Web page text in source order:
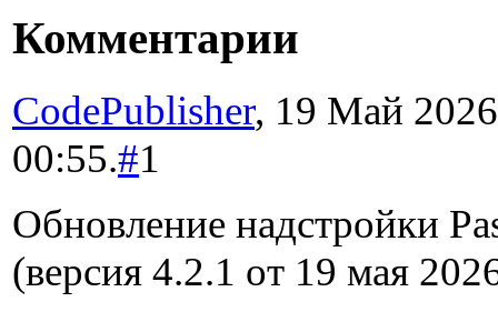
Комментарии
CodePublisher, 19 Май
00:55.#1
Обновление надстройки
(версия 4.2.1 от 19 мая